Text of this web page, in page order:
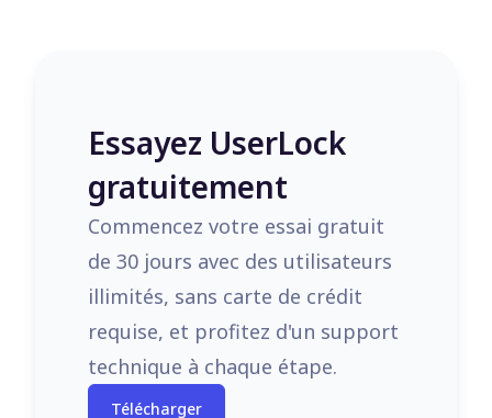
Essayez UserLock
gratuitement
Commencez votre essai gratuit
de 30 jours avec des utilisateurs
illimités, sans carte de crédit
requise, et profitez d'un support
technique à chaque étape.
Télécharger